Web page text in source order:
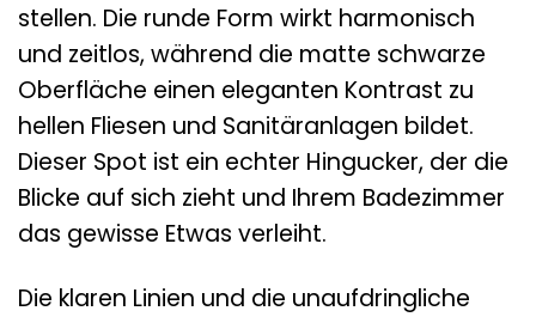
stellen. Die runde Form wirkt harmonisch
und zeitlos, während die matte schwarze
Oberfläche einen eleganten Kontrast zu
hellen Fliesen und Sanitäranlagen bildet.
Dieser Spot ist ein echter Hingucker, der die
Blicke auf sich zieht und Ihrem Badezimmer
das gewisse Etwas verleiht.
Die klaren Linien und die unaufdringliche